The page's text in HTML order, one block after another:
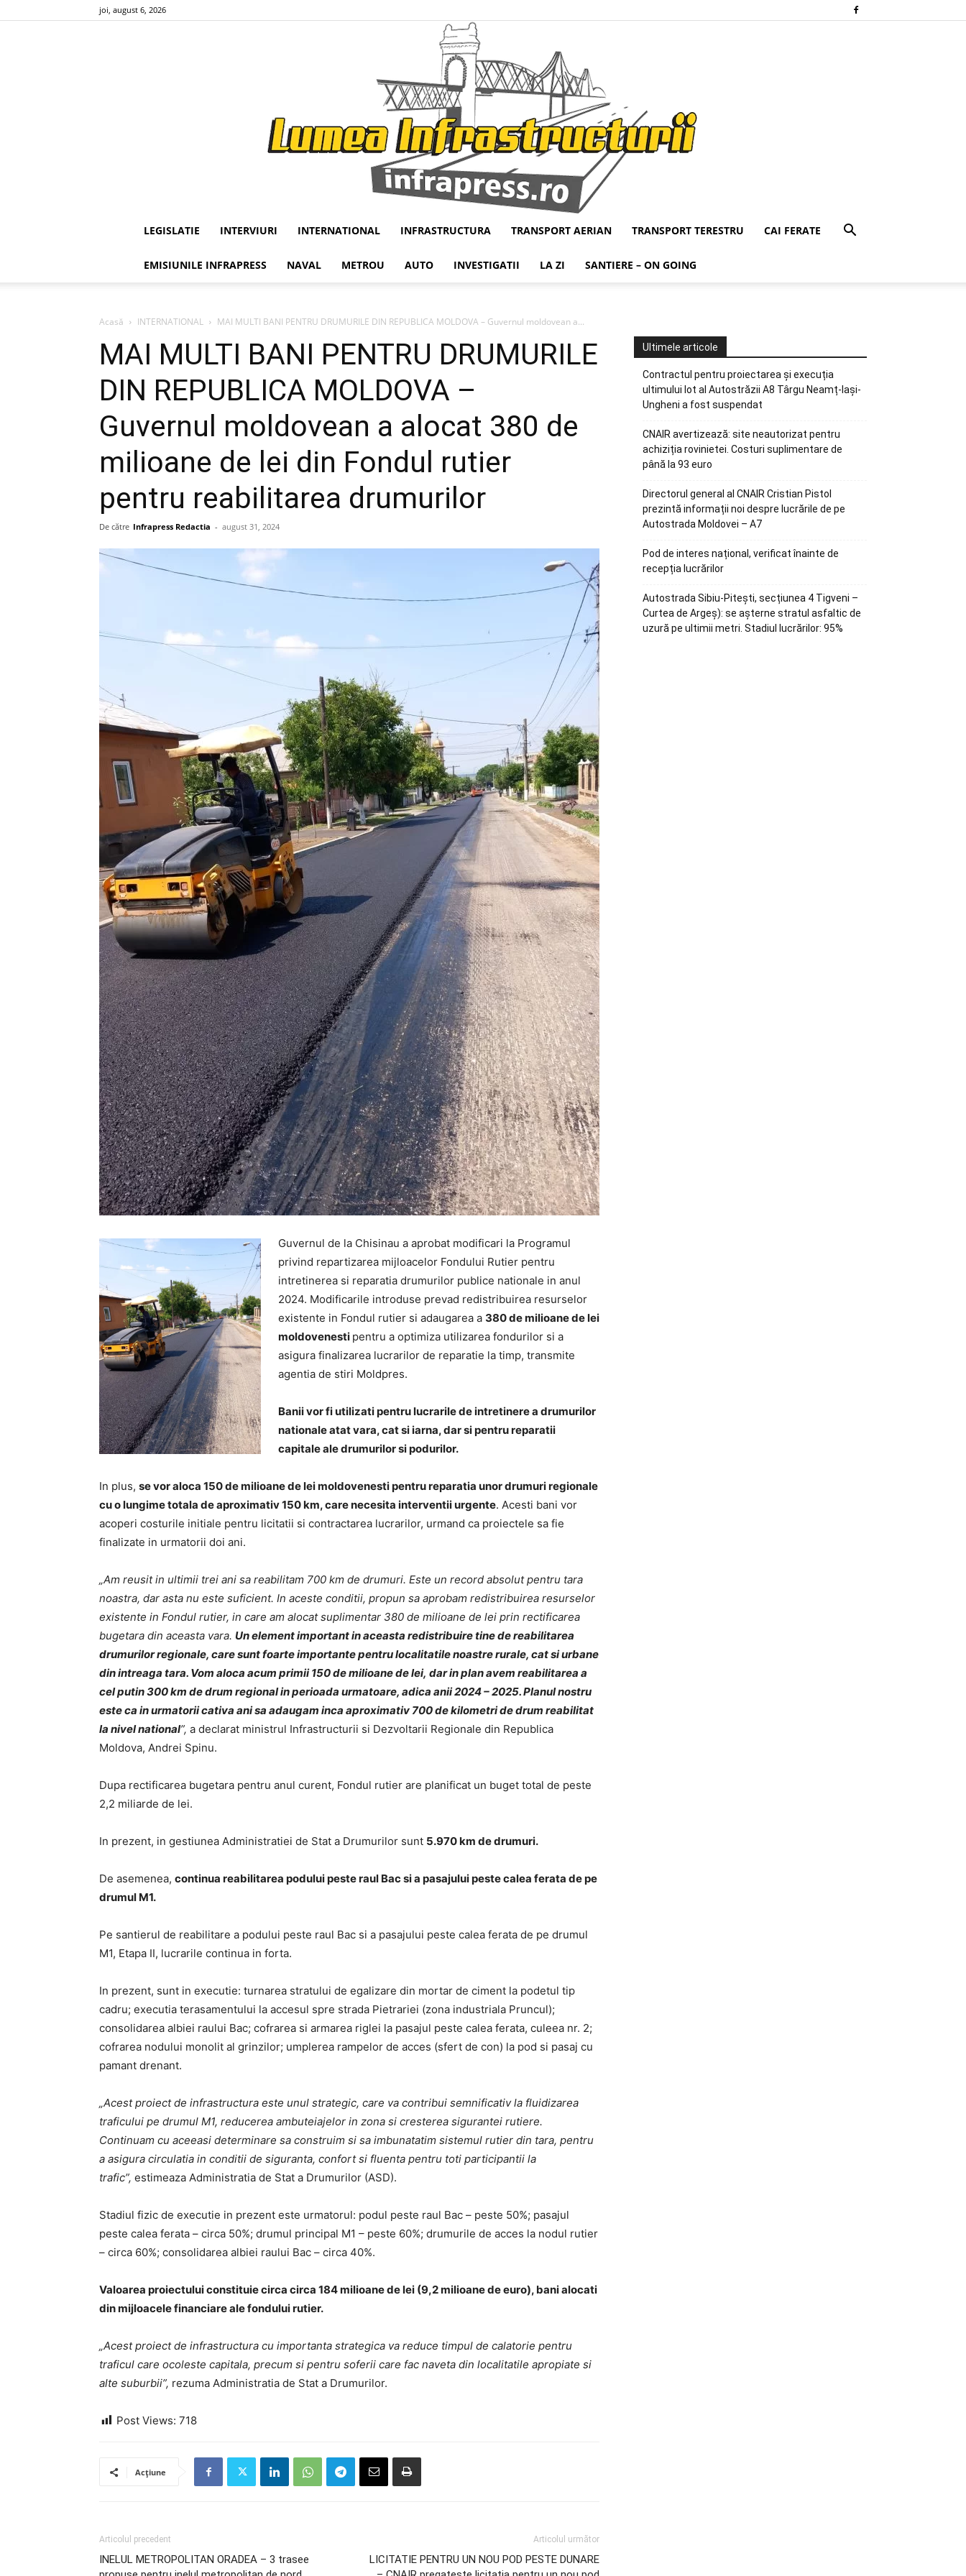
joi, august 6, 2026
Infrapress
LEGISLATIE INTERVIURI INTERNATIONAL INFRASTRUCTURA TRANSPORT AERIAN TRANSPORT TERESTRU CAI FERATE
EMISIUNILE INFRAPRESS NAVAL METROU AUTO INVESTIGATII LA ZI SANTIERE – ON GOING
Acasă INTERNATIONAL MAI MULTI BANI PENTRU DRUMURILE DIN REPUBLICA MOLDOVA – Guvernul moldovean a...
MAI MULTI BANI PENTRU DRUMURILE
DIN REPUBLICA MOLDOVA –
Guvernul moldovean a alocat 380 de
milioane de lei din Fondul rutier
pentru reabilitarea drumurilor
De către Infrapress Redactia - august 31, 2024
Guvernul de la Chisinau a aprobat modificari la Programul
privind repartizarea mijloacelor Fondului Rutier pentru
intretinerea si reparatia drumurilor publice nationale in anul
2024. Modificarile introduse prevad redistribuirea resurselor
existente in Fondul rutier si adaugarea a 380 de milioane de lei
moldovenesti pentru a optimiza utilizarea fondurilor si a
asigura finalizarea lucrarilor de reparatie la timp, transmite
agentia de stiri Moldpres.
Banii vor fi utilizati pentru lucrarile de intretinere a drumurilor
nationale atat vara, cat si iarna, dar si pentru reparatii
capitale ale drumurilor si podurilor.
In plus, se vor aloca 150 de milioane de lei moldovenesti pentru reparatia unor drumuri regionale
cu o lungime totala de aproximativ 150 km, care necesita interventii urgente. Acesti bani vor
acoperi costurile initiale pentru licitatii si contractarea lucrarilor, urmand ca proiectele sa fie
finalizate in urmatorii doi ani.
„Am reusit in ultimii trei ani sa reabilitam 700 km de drumuri. Este un record absolut pentru tara
noastra, dar asta nu este suficient. In aceste conditii, propun sa aprobam redistribuirea resurselor
existente in Fondul rutier, in care am alocat suplimentar 380 de milioane de lei prin rectificarea
bugetara din aceasta vara. Un element important in aceasta redistribuire tine de reabilitarea
drumurilor regionale, care sunt foarte importante pentru localitatile noastre rurale, cat si urbane
din intreaga tara. Vom aloca acum primii 150 de milioane de lei, dar in plan avem reabilitarea a
cel putin 300 km de drum regional in perioada urmatoare, adica anii 2024 – 2025. Planul nostru
este ca in urmatorii cativa ani sa adaugam inca aproximativ 700 de kilometri de drum reabilitat
la nivel national”, a declarat ministrul Infrastructurii si Dezvoltarii Regionale din Republica
Moldova, Andrei Spinu.
Dupa rectificarea bugetara pentru anul curent, Fondul rutier are planificat un buget total de peste
2,2 miliarde de lei.
In prezent, in gestiunea Administratiei de Stat a Drumurilor sunt 5.970 km de drumuri.
De asemenea, continua reabilitarea podului peste raul Bac si a pasajului peste calea ferata de pe
drumul M1.
Pe santierul de reabilitare a podului peste raul Bac si a pasajului peste calea ferata de pe drumul
M1, Etapa II, lucrarile continua in forta.
In prezent, sunt in executie: turnarea stratului de egalizare din mortar de ciment la podetul tip
cadru; executia terasamentului la accesul spre strada Pietrariei (zona industriala Pruncul);
consolidarea albiei raului Bac; cofrarea si armarea riglei la pasajul peste calea ferata, culeea nr. 2;
cofrarea nodului monolit al grinzilor; umplerea rampelor de acces (sfert de con) la pod si pasaj cu
pamant drenant.
„Acest proiect de infrastructura este unul strategic, care va contribui semnificativ la fluidizarea
traficului pe drumul M1, reducerea ambuteiajelor in zona si cresterea sigurantei rutiere.
Continuam cu aceeasi determinare sa construim si sa imbunatatim sistemul rutier din tara, pentru
a asigura circulatia in conditii de siguranta, confort si fluenta pentru toti participantii la
trafic”, estimeaza Administratia de Stat a Drumurilor (ASD).
Stadiul fizic de executie in prezent este urmatorul: podul peste raul Bac – peste 50%; pasajul
peste calea ferata – circa 50%; drumul principal M1 – peste 60%; drumurile de acces la nodul rutier
– circa 60%; consolidarea albiei raului Bac – circa 40%.
Valoarea proiectului constituie circa circa 184 milioane de lei (9,2 milioane de euro), bani alocati
din mijloacele financiare ale fondului rutier.
„Acest proiect de infrastructura cu importanta strategica va reduce timpul de calatorie pentru
traficul care ocoleste capitala, precum si pentru soferii care fac naveta din localitatile apropiate si
alte suburbii”, rezuma Administratia de Stat a Drumurilor.
Post Views: 718
Acțiune
Articolul precedent
INELUL METROPOLITAN ORADEA – 3 trasee
Articolul următor
LICITATIE PENTRU UN NOU POD PESTE DUNARE
Ultimele articole
Contractul pentru proiectarea și execuția
ultimului lot al Autostrăzii A8 Târgu Neamț-Iași-
Ungheni a fost suspendat
CNAIR avertizează: site neautorizat pentru
achiziția rovinietei. Costuri suplimentare de
până la 93 euro
Directorul general al CNAIR Cristian Pistol
prezintă informații noi despre lucrările de pe
Autostrada Moldovei – A7
Pod de interes național, verificat înainte de
recepția lucrărilor
Autostrada Sibiu-Pitești, secțiunea 4 Tigveni –
Curtea de Argeș): se așterne stratul asfaltic de
uzură pe ultimii metri. Stadiul lucrărilor: 95%